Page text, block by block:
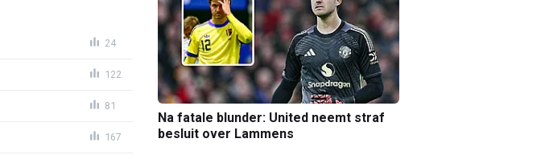
24
122
81
167
Na fatale blunder: United neemt straf
besluit over Lammens